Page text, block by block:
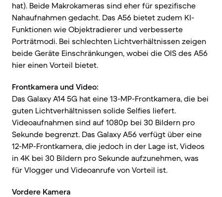
hat). Beide Makrokameras sind eher für spezifische
Nahaufnahmen gedacht. Das A56 bietet zudem KI-
Funktionen wie Objektradierer und verbesserte
Porträtmodi. Bei schlechten Lichtverhältnissen zeigen
beide Geräte Einschränkungen, wobei die OIS des A56
hier einen Vorteil bietet.
Frontkamera und Video:
Das Galaxy A14 5G hat eine 13-MP-Frontkamera, die bei
guten Lichtverhältnissen solide Selfies liefert.
Videoaufnahmen sind auf 1080p bei 30 Bildern pro
Sekunde begrenzt. Das Galaxy A56 verfügt über eine
12-MP-Frontkamera, die jedoch in der Lage ist, Videos
in 4K bei 30 Bildern pro Sekunde aufzunehmen, was
für Vlogger und Videoanrufe von Vorteil ist.
Vordere Kamera